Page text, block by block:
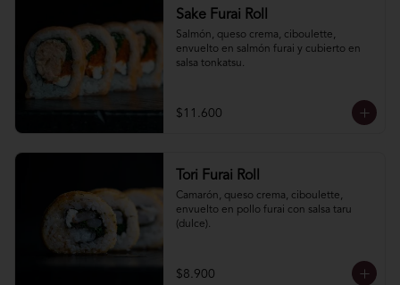
Sake Furai Roll
Salmón, queso crema, ciboulette,
envuelto en salmón furai y cubierto en
salsa tonkatsu.
$11.600
Tori Furai Roll
Camarón, queso crema, ciboulette,
envuelto en pollo furai con salsa taru
(dulce).
$8.900